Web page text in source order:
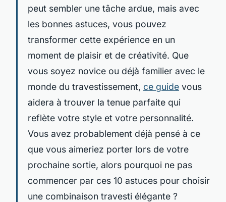
peut sembler une tâche ardue, mais avec
les bonnes astuces, vous pouvez
transformer cette expérience en un
moment de plaisir et de créativité. Que
vous soyez novice ou déjà familier avec le
monde du travestissement, ce guide vous
aidera à trouver la tenue parfaite qui
reflète votre style et votre personnalité.
Vous avez probablement déjà pensé à ce
que vous aimeriez porter lors de votre
prochaine sortie, alors pourquoi ne pas
commencer par ces 10 astuces pour choisir
une combinaison travesti élégante ?